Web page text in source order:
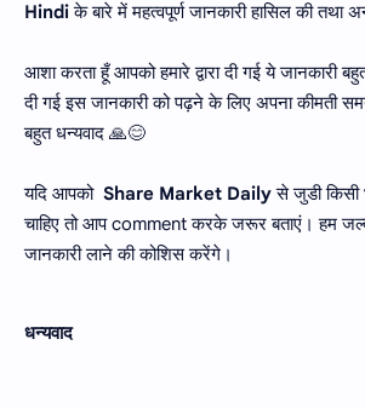
Hindiके बारे में महत्वपूर्ण जानकारी हासिल की तथा
आशा करता हूँ आपको हमारे द्वारा दी गई ये जानकारी
दी गई इस जानकारी को पढ़ने के लिए अपना कीमती
बहुत धन्यवाद 🙏😊
यदि आपको Share Market Dailyसे जुडी किसी
चाहिए तो आप comment करके जरूर बताएं। हम
जानकारी लाने की कोशिस करेंगे।
धन्यवाद